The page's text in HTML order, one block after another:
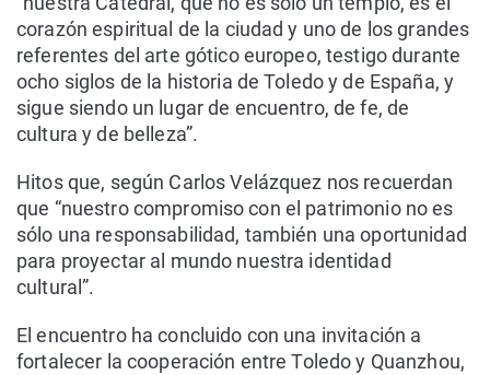
corazón espiritual de la ciudad y uno de los grandes
referentes del arte gótico europeo, testigo durante
ocho siglos de la historia de Toledo y de España, y
sigue siendo un lugar de encuentro, de fe, de
cultura y de belleza”.
Hitos que, según Carlos Velázquez nos recuerdan
que “nuestro compromiso con el patrimonio no es
sólo una responsabilidad, también una oportunidad
para proyectar al mundo nuestra identidad
cultural”.
El encuentro ha concluido con una invitación a
fortalecer la cooperación entre Toledo y Quanzhou,